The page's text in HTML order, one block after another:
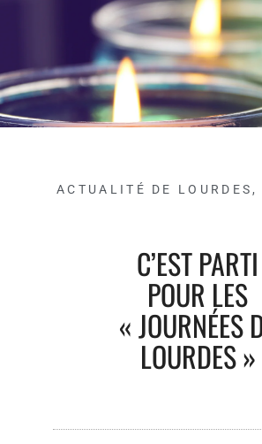
ACTUALITÉ DE LOURDES ,
C’EST PARTI
POUR LES
« JOURNÉES
LOURDES »